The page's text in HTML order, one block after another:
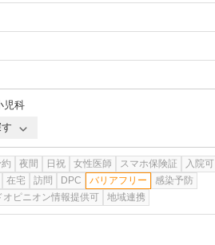
児科
夜間 日祝 女性医師 スマホ保険証 入院可
在宅 訪問 DPC バリアフリー
感染予防
オピニオン情報提供可 地域連携